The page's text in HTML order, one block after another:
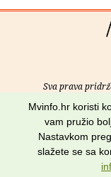
Sva prava
Mvinfo.hr koristi
vam pružio
Nastavkom
slažete se sa